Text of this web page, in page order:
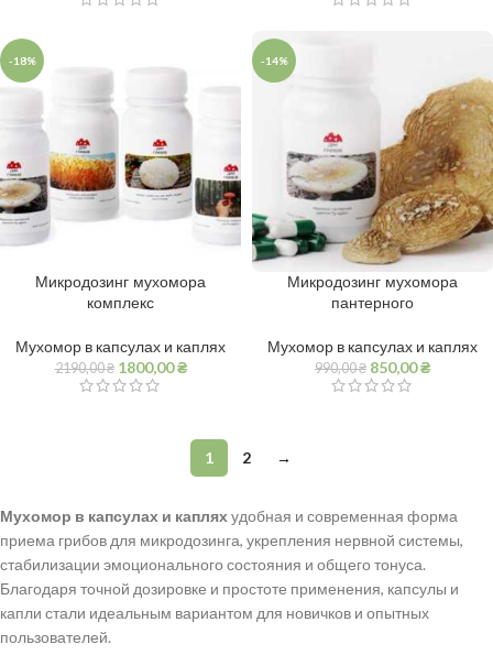
-18%
Микродозинг мухомора
комплекс
Мухомор в капсулах и каплях
2190,00₴ 1800,00₴
-14%
Микродозинг мухомора
пантерного
Мухомор в капсулах и каплях
990,00₴ 850,00₴
1 2 →
Мухомор в капсулах и капляхудобная и современная форма
приема грибов для микродозинга, укрепления нервной системы,
стабилизации эмоционального состояния и общего тонуса.
Благодаря точной дозировке и простоте применения, капсулы и
капли стали идеальным вариантом для новичков и опытных
пользователей.